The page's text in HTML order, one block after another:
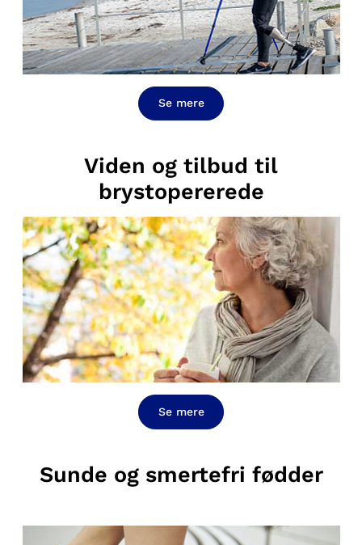
Se mere
Viden og tilbud til
brystopererede
Se mere
Sunde og smertefri fødder